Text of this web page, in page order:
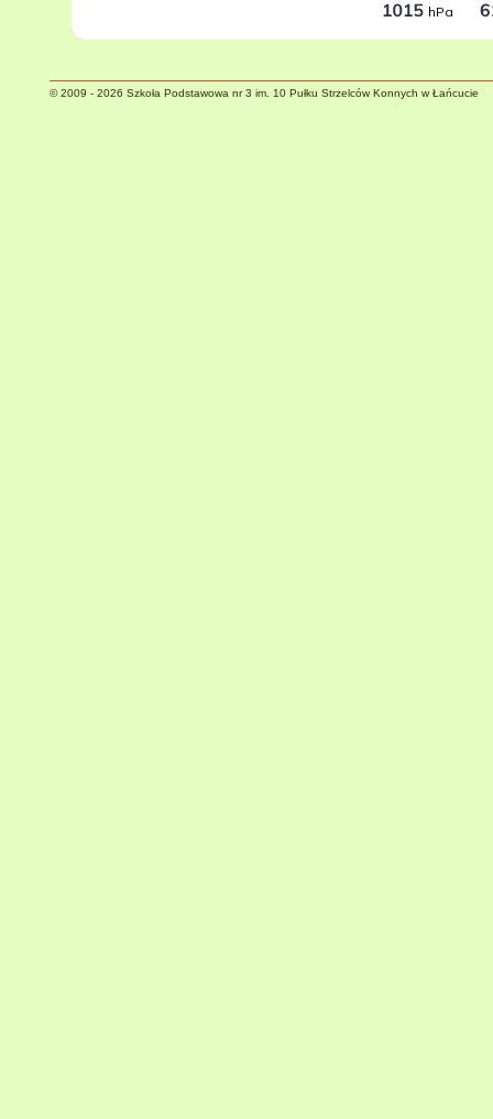
© 2009 - 2026 Szkoła Podstawowa nr 3 im. 10 Pułku Strzelców Konnych w Łańcucie